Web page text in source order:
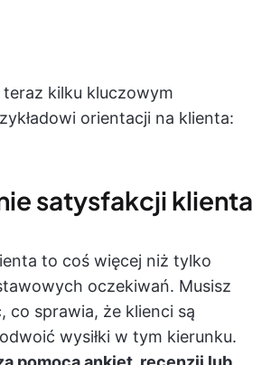
kilku kluczowym
orientacji na klienta:
satysfakcji klienta
to coś więcej niż tylko
oczekiwań. Musisz
co sprawia, że klienci są
wysiłki w tym kierunku.